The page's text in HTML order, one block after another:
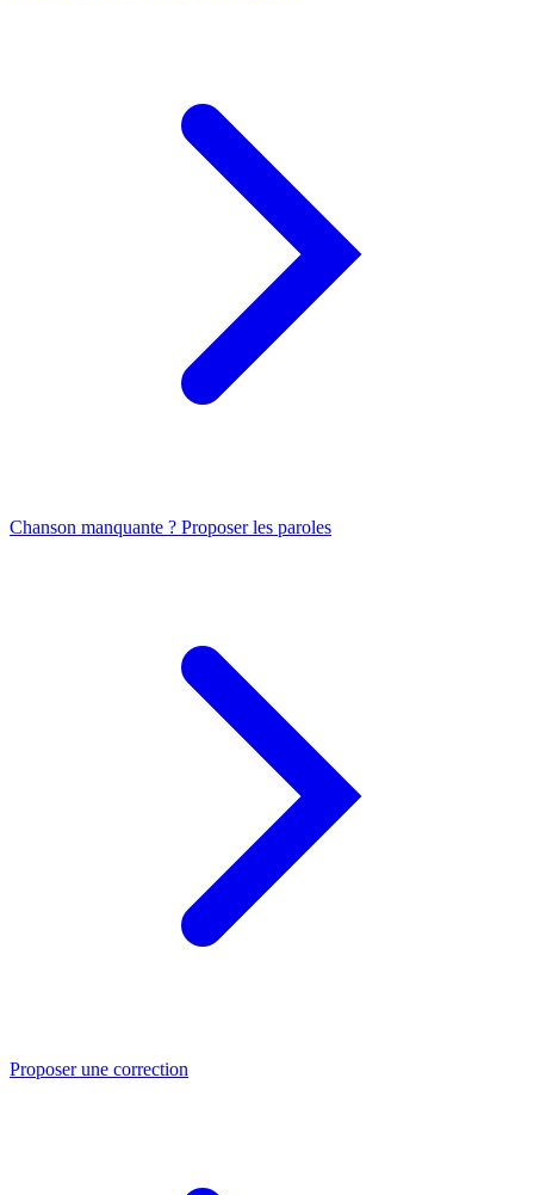
Chanson manquante ? Proposer les paroles
Proposer une correction